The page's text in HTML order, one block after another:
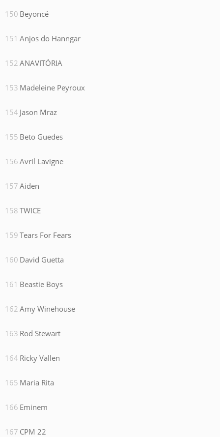
Beyoncé
Anjos do Hanngar
ANAVITÓRIA
Madeleine Peyroux
Jason Mraz
Beto Guedes
Avril Lavigne
Aiden
TWICE
Tears For Fears
David Guetta
Beastie Boys
Amy Winehouse
Rod Stewart
Ricky Vallen
Maria Rita
Eminem
CPM 22